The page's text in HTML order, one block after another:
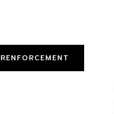
RENFORCEMENT